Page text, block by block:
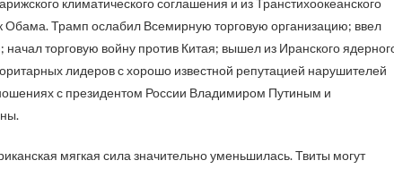
климатического соглашения и из Транстихоокеанского
Обама. Трамп ослабил Всемирную торговую организацию; ввел
торговую войну против Китая; вышел из Иранского
лидеров с хорошо известной репутацией нарушителей
с президентом России Владимиром Путиным и
мягкая сила значительно уменьшилась. Твиты могут